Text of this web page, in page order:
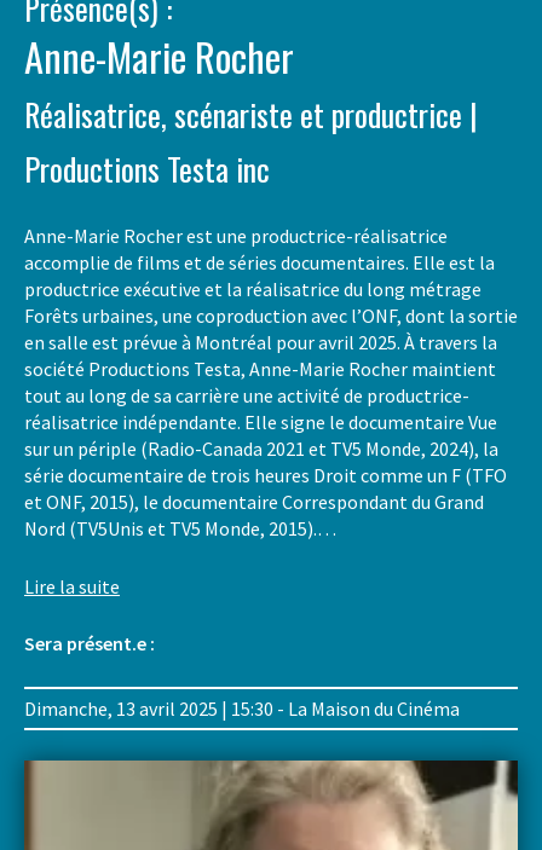
Anne-Marie Rocher
Réalisatrice, scénariste et productrice |
Productions Testa inc
Anne-Marie Rocher est une productrice-réalisatrice
accomplie de films et de séries documentaires. Elle est la
productrice exécutive et la réalisatrice du long métrage
Forêts urbaines, une coproduction avec l’ONF, dont la sortie
en salle est prévue à Montréal pour avril 2025. À travers la
société Productions Testa, Anne-Marie Rocher maintient
tout au long de sa carrière une activité de productrice-
réalisatrice indépendante. Elle signe le documentaire Vue
sur un périple (Radio-Canada 2021 et TV5 Monde, 2024), la
série documentaire de trois heures Droit comme un F (TFO
et ONF, 2015), le documentaire Correspondant du Grand
Nord (TV5Unis et TV5 Monde, 2015).…
Lire la suite
Sera présent.e :
Dimanche, 13 avril 2025 | 15:30 - La Maison du Cinéma